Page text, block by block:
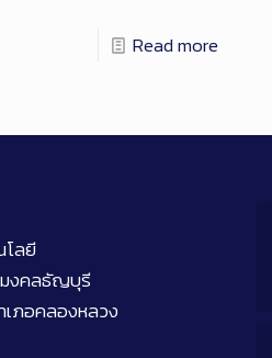
Read more
โลยี
มงคลธัญบุรี
เภอคลองหลวง